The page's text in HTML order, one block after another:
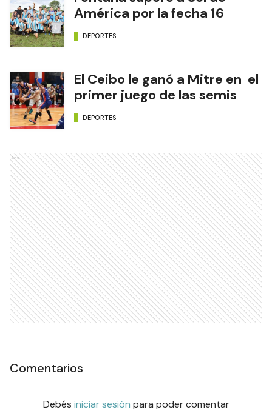
América por la fecha 16
DEPORTES
El Ceibo le ganó a Mitre en el
primer juego de las semis
DEPORTES
Ads
Comentarios
Debés iniciar sesión para poder comentar